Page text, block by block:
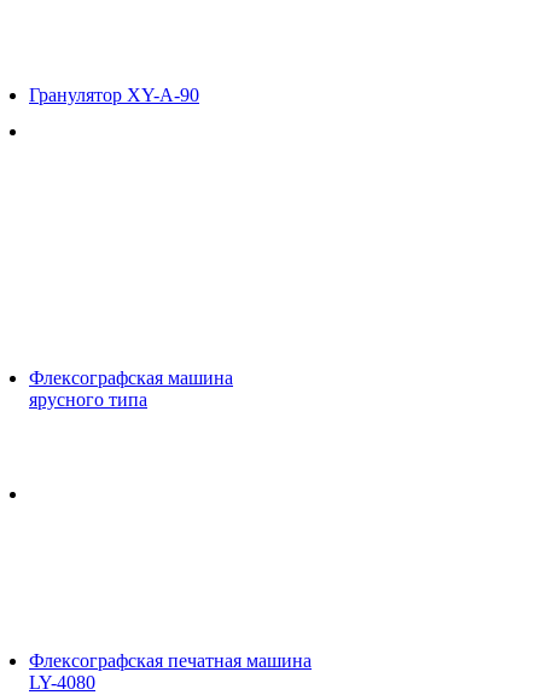
Гранулятор XY-A-90
Флексографская машина
ярусного типа
Флексографская печатная машина
LY-4080